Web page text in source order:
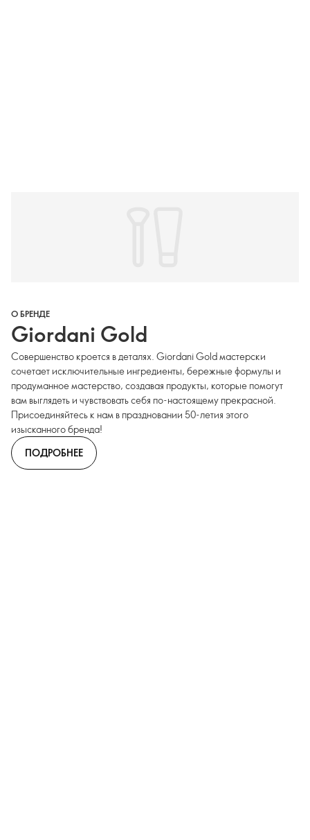
О БРЕНДЕ
Giordani Gold
Совершенство кроется в деталях. Giordani Gold мастерски
сочетает исключительные ингредиенты, бережные формулы и
продуманное мастерство, создавая продукты, которые помогут
вам выглядеть и чувствовать себя по-настоящему прекрасной.
Присоединяйтесь к нам в праздновании 50-летия этого
изысканного бренда!
ПОДРОБНЕЕ